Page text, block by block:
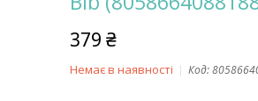
379 ₴
Немає в наявності Код: